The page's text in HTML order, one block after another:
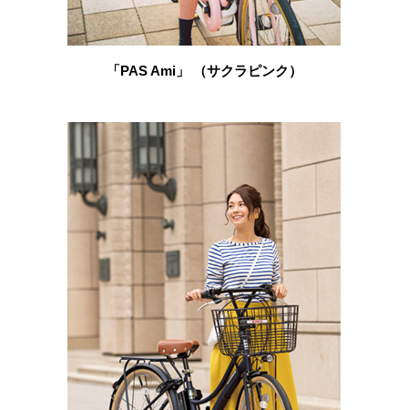
「PAS Ami」 （サクラピンク）